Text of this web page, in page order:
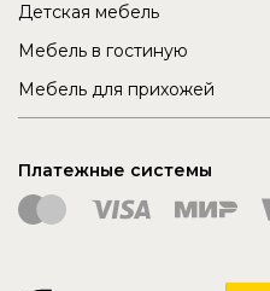
Детская мебель
Мебель в гостиную
Мебель для прихожей
Платежные системы